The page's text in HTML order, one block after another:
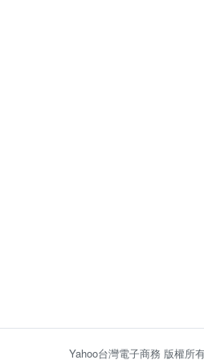
Yahoo台灣電子商務 版權所